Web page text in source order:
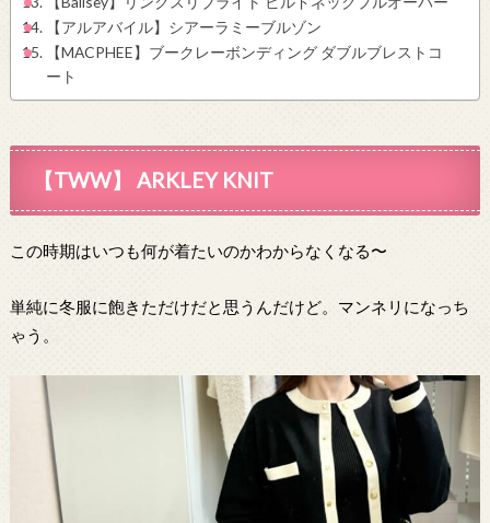
【アルアバイル】シアーラミーブルゾン
【MACPHEE】ブークレーボンディング ダブルブレストコ
ート
【TWW】 ARKLEY KNIT
この時期はいつも何が着たいのかわからなくなる〜
単純に冬服に飽きただけだと思うんだけど。マンネリになっち
ゃう。